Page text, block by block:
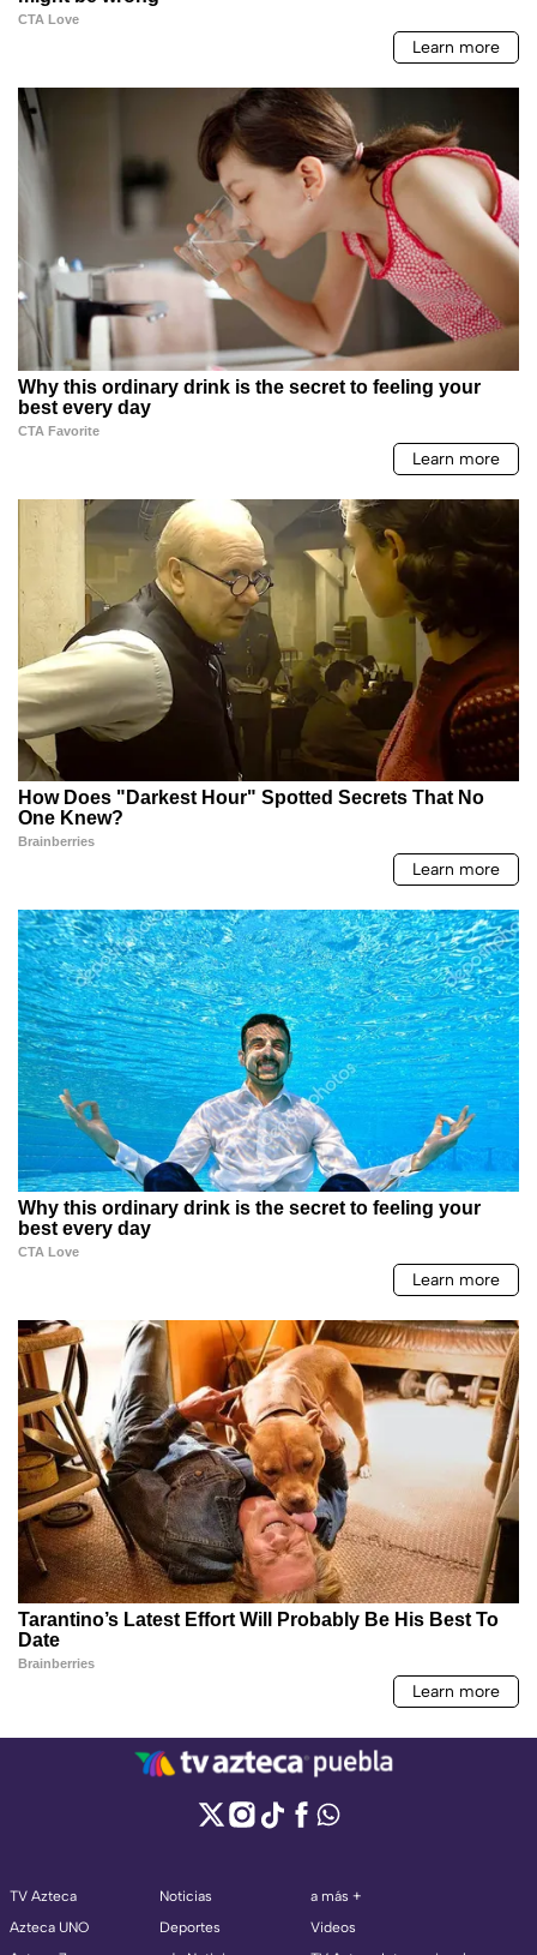
TV Azteca
Azteca UNO
Noticias
Deportes
a más +
Videos